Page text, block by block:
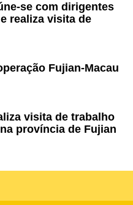
se com dirigentes
realiza visita de
Fujian-Macau
visita de trabalho
província de Fujian